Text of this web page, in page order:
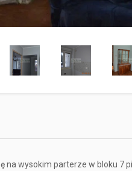
na wysokim parterze w bloku 7